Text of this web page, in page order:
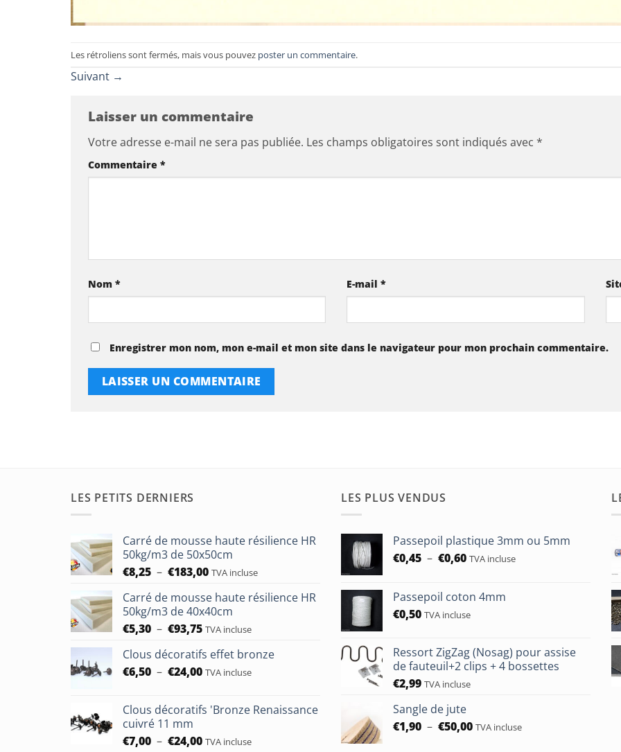
Les rétroliens sont fermés, mais vous pouvez poster un commentaire.
Suivant →
Laisser un commentaire
Votre adresse e-mail ne sera pas publiée. Les champs obligatoires sont indiqués avec *
Commentaire *
Nom * E-mail*
Enregistrer mon nom, mon e-mail et mon site dans le navigateur pour mon prochain commentaire.
LES PETITS DERNIERS
Carré de mousse haute résilience HR
50kg/m3 de 50x50cm
€8,25 – €183,00Plage
prix :
€8,25
à
TVA incluse
Carré de mousse haute résilience HR
50kg/m3 de 40x40cm
€5,30 – €93,75Plage
prix :
€5,30
TVA incluse
Clous décoratifs effet bronze
€6,50 – €24,00Plage
€6,50
€24,00
TVA incluse
Clous décoratifs 'Bronze Renaissance
cuivré 11 mm
€7,00 – €24,00Plage
TVA incluse
LES PLUS VENDUS
Passepoil plastique 3mm ou 5mm
€0,45 – €0,60Plage
€0,45
à
TVA incluse
Passepoil coton 4mm
€0,50 TVA incluse
Ressort ZigZag (Nosag) pour assise
de fauteuil+2 clips + 4 bossettes
€2,99 TVA incluse
Sangle de jute
€1,90 – €50,00Plage
TVA incluse